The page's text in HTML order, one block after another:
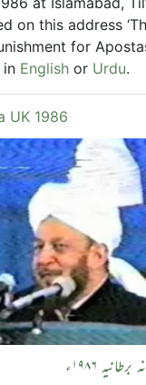
on this address
for
in English or Urdu.
UK 1986
۱۹۸۶ء